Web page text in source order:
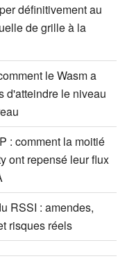
définitivement au
de grille à la
le Wasm a
d'atteindre le niveau
: comment la moitié
ont repensé leur flux
RSSI : amendes,
risques réels